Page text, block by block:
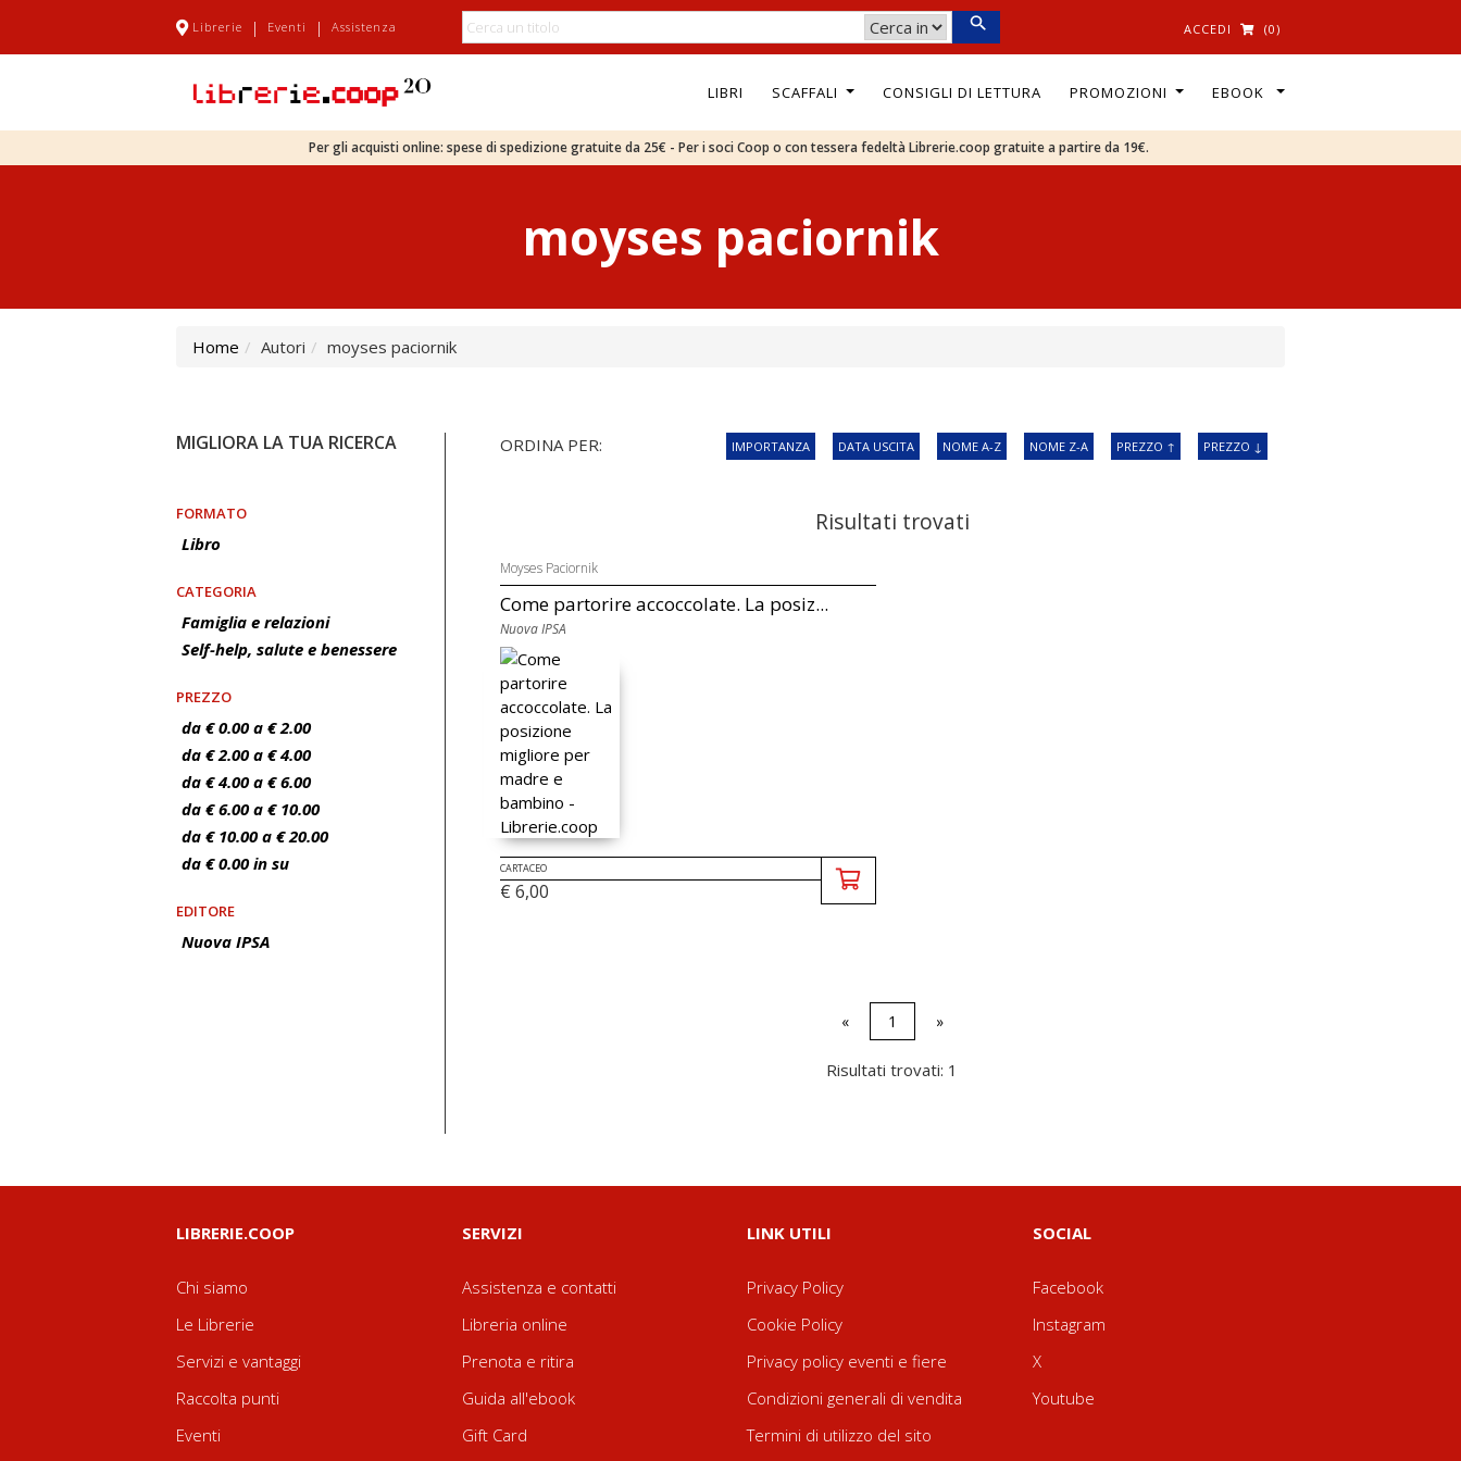
Librerie | Eventi | Assistenza ACCEDI (0)
LIBRI SCAFFALI CONSIGLI DI LETTURA PROMOZIONI EBOOK
Per gli acquisti online: spese di spedizione gratuite da 25€ - Per i soci Coop o con tessera fedeltà Librerie.coop gratuite a partire da 19€.
moyses paciornik
Home Autori moyses paciornik
MIGLIORA LA TUA RICERCA
FORMATO
Libro
CATEGORIA
Famiglia e relazioni
Self-help, salute e benessere
PREZZO
da € 0.00 a € 2.00
da € 2.00 a € 4.00
da € 4.00 a € 6.00
da € 6.00 a € 10.00
da € 10.00 a € 20.00
da € 0.00 in su
EDITORE
Nuova IPSA
ORDINA PER: IMPORTANZA DATA USCITA NOME A-Z NOME Z-A PREZZO ↑ PREZZO ↓
Risultati trovati
Moyses Paciornik
Come partorire accoccolate. La posiz...
Nuova IPSA
CARTACEO
€ 6,00
« 1 »
Risultati trovati: 1
LIBRERIE.COOP
Chi siamo
Le Librerie
Servizi e vantaggi
Raccolta punti
Eventi
SERVIZI
Assistenza e contatti
Libreria online
Prenota e ritira
Guida all'ebook
Gift Card
LINK UTILI
Privacy Policy
Cookie Policy
Privacy policy eventi e fiere
Condizioni generali di vendita
Termini di utilizzo del sito
SOCIAL
Facebook
Instagram
X
Youtube